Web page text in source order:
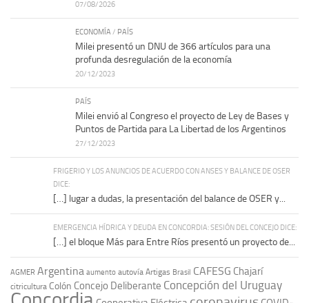
07/08/2026
ECONOMÍA / PAÍS
Milei presentó un DNU de 366 artículos para una
profunda desregulación de la economía
20/12/2023
PAÍS
Milei envió al Congreso el proyecto de Ley de Bases y
Puntos de Partida para La Libertad de los Argentinos
27/12/2023
FRIGERIO Y LOS ANUNCIOS DE ACUERDO CON ANSES Y BALANCE DE OSER
DICE:
[…] lugar a dudas, la presentación del balance de OSER y...
EMERGENCIA HÍDRICA Y DEUDA EN CONCORDIA: SESIÓN DEL CONCEJO DICE:
[…] el bloque Más para Entre Ríos presentó un proyecto de...
AGMER Argentina aumento autovía Artigas Brasil CAFESG Chajarí
citricultura Colón Concejo Deliberante Concepción del Uruguay